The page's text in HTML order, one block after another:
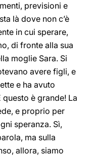
previsioni e
là dove non c’è
in cui sperare,
di fronte alla sua
moglie Sara. Si
avere figli, e
e ha avuto
è grande! La
e proprio per
speranza. Sì,
ma sulla
allora, siamo